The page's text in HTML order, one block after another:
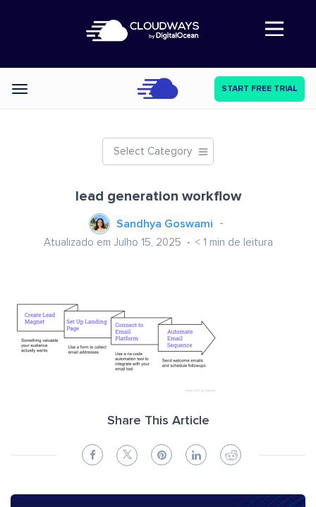
Abre a navegação
Categories START FREE TRIAL
Select Category
lead generation workflow
Sandhya Goswami
Atualizado em Julho 15, 2025 < 1 min de leitura
Share This Article